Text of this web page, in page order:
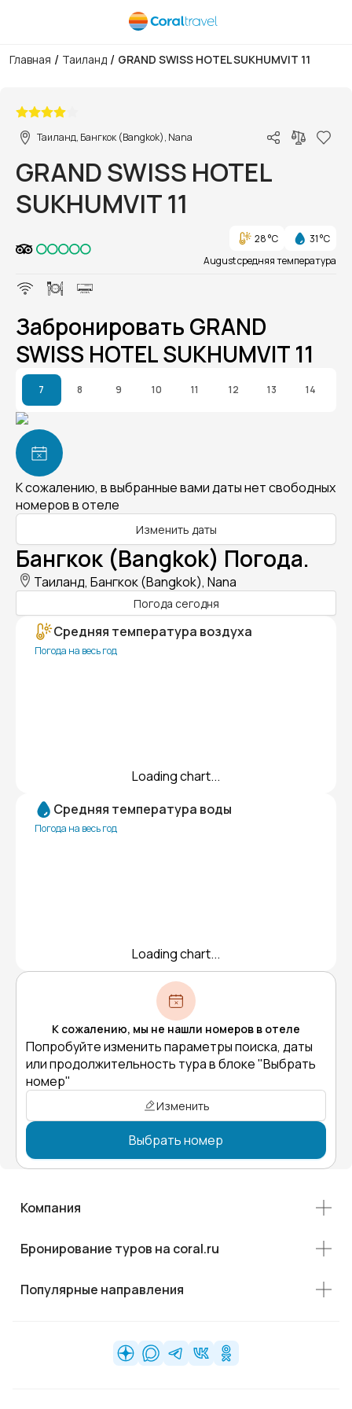
Главная / Таиланд / GRAND SWISS HOTEL SUKHUMVIT 11
Таиланд, Бангкок (Bangkok), Nana
GRAND SWISS HOTEL
SUKHUMVIT 11
28 °C
31 °C
August средняя температура
Забронировать GRAND
SWISS HOTEL SUKHUMVIT 11
7 8 9 10 11 12 13 14
К сожалению, в выбранные вами даты нет свободных
номеров в отеле
Изменить даты
Бангкок (Bangkok) Погода.
Таиланд, Бангкок (Bangkok), Nana
Погода сегодня
Средняя температура воздуха
Погода на весь год
Loading chart...
Средняя температура воды
Погода на весь год
Loading chart...
К сожалению, мы не нашли номеров в отеле
Попробуйте изменить параметры поиска, даты
или продолжительность тура в блоке "Выбрать
номер"
Изменить
Выбрать номер
Компания
Бронирование туров на coral.ru
Популярные направления